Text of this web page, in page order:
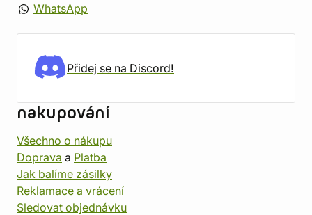
WhatsApp
Přidej se na Discord!
nakupování
Všechno o nákupu
Doprava a Platba
Jak balíme zásilky
Reklamace a vrácení
Sledovat objednávku